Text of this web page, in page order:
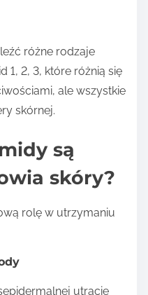
różne rodzaje
1, 2, 3, które różnią się
ale wszystkie
skórnej.
są
skóry?
rolę w utrzymaniu
utracie